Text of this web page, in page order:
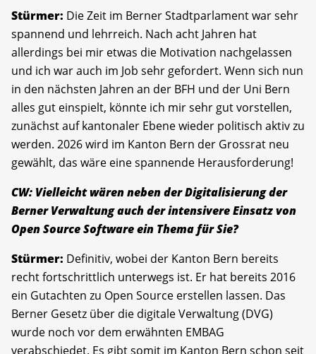
Stürmer: Die Zeit im Berner Stadtparlament war sehr
spannend und lehrreich. Nach acht Jahren hat
allerdings bei mir etwas die Motivation nachgelassen
und ich war auch im Job sehr gefordert. Wenn sich nun
in den nächsten Jahren an der BFH und der Uni Bern
alles gut einspielt, könnte ich mir sehr gut vorstellen,
zunächst auf kantonaler Ebene wieder politisch aktiv zu
werden. 2026 wird im Kanton Bern der Grossrat neu
gewählt, das wäre eine spannende Herausforderung!
CW: Vielleicht wären neben der Digitalisierung der
Berner Verwaltung auch der intensivere Einsatz von
Open Source Software ein Thema für Sie?
Stürmer: Definitiv, wobei der Kanton Bern bereits
recht fortschrittlich unterwegs ist. Er hat bereits 2016
ein Gutachten zu Open Source erstellen lassen. Das
Berner Gesetz über die digitale Verwaltung (DVG)
wurde noch vor dem erwähnten EMBAG
verabschiedet. Es gibt somit im Kanton Bern schon seit